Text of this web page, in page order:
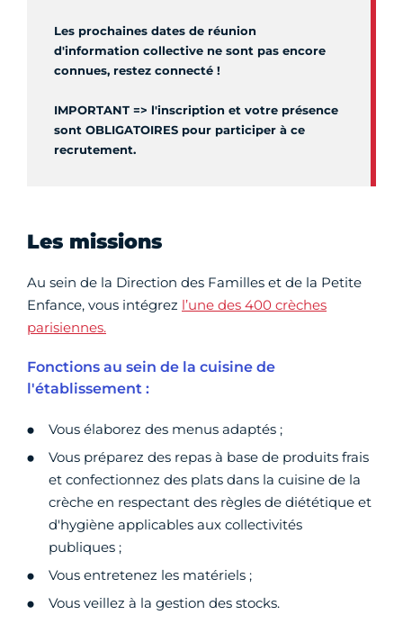
Les prochaines dates de réunion
d'information collective ne sont pas encore
connues, restez connecté !
IMPORTANT => l'inscription et votre présence
sont OBLIGATOIRES pour participer à ce
recrutement.
Les missions
Au sein de la Direction des Familles et de la Petite
Enfance, vous intégrez l’une des 400 crèches
parisiennes.
Fonctions au sein de la cuisine de
l'établissement :
Vous élaborez des menus adaptés ;
Vous préparez des repas à base de produits frais
et confectionnez des plats dans la cuisine de la
crèche en respectant des règles de diététique et
d'hygiène applicables aux collectivités
publiques ;
Vous entretenez les matériels ;
Vous veillez à la gestion des stocks.